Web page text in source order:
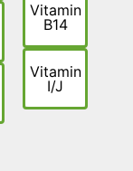
Vitamin
B14
Vitamin
I/J